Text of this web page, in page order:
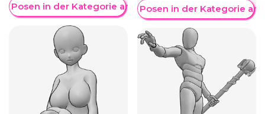
Posen in der Kategorie anzeigenWeitere Posen in der Kategorie